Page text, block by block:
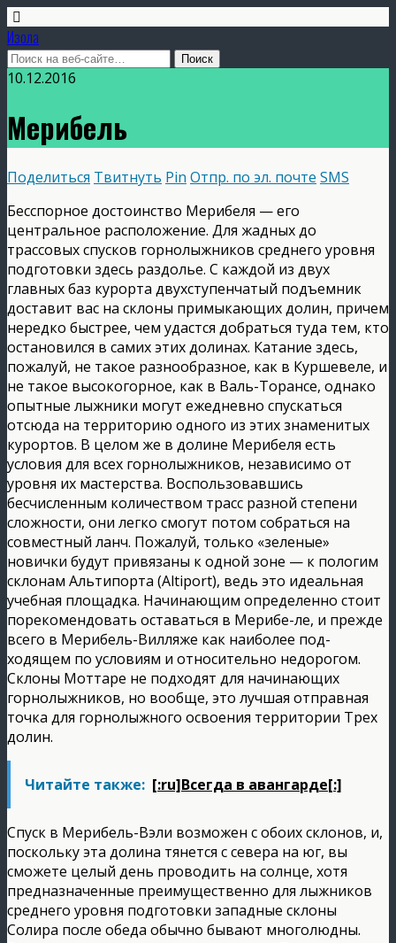
Изола
10.12.2016
Мерибель
Поделиться Твитнуть Pin Отпр. по эл. почте SMS
Бесспорное достоинство Мерибеля — его
центральное расположение. Для жадных до
трассовых спусков горнолыжников среднего уровня
подготовки здесь раздолье. С каждой из двух
главных баз курорта двухступенчатый подъемник
доставит вас на склоны примыкающих долин, причем
нередко быстрее, чем удастся добраться туда тем, кто
остановился в самих этих долинах. Катание здесь,
пожалуй, не такое разнообразное, как в Куршевеле, и
не такое высокогорное, как в Валь-Торансе, однако
опытные лыжники могут ежедневно спускаться
отсюда на территорию одного из этих знаменитых
курортов. В целом же в долине Мерибеля есть
условия для всех горнолыжников, независимо от
уровня их мастерства. Воспользовавшись
бесчисленным количеством трасс разной степени
сложности, они легко смогут потом собраться на
совместный ланч. Пожалуй, только «зеленые»
новички будут привязаны к одной зоне — к пологим
склонам Альтипорта (Altiport), ведь это идеальная
учебная площадка. Начинающим определенно стоит
порекомендовать оставаться в Мерибе-ле, и прежде
всего в Мерибель-Вилляже как наиболее под-
ходящем по условиям и относительно недорогом.
Склоны Моттаре не подходят для начинающих
горнолыжников, но вообще, это лучшая отправная
точка для горнолыжного освоения территории Трех
долин.
Читайте также: [:ru]Всегда в авангарде[:]
Спуск в Мерибель-Вэли возможен с обоих склонов, и,
поскольку эта долина тянется с севера на юг, вы
сможете целый день проводить на солнце, хотя
предназначенные преимущественно для лыжников
среднего уровня подготовки западные склоны
Солира после обеда обычно бывают многолюдны.